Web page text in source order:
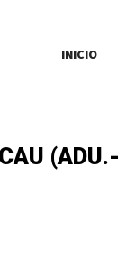
INICIO